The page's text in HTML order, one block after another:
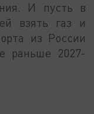
И пусть в
взять газ и
из России
раньше 2027-